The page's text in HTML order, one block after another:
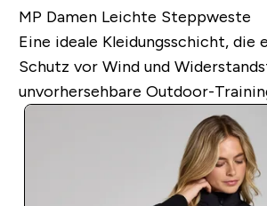
MP Damen Leichte Steppweste
Eine ideale Kleidungsschicht, die
Schutz vor Wind und
unvorhersehbare Outdoor-